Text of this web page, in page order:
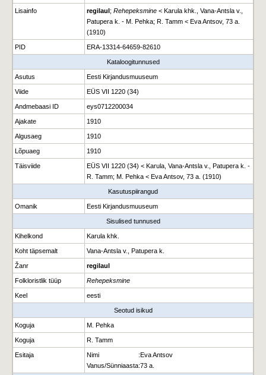
Lisainfo regilaul; Rehepeksmine < Karula khk., Vana-Antsla v.,
Patupera k. - M. Pehka; R. Tamm < Eva Antsov, 73 a.
(1910)
PID ERA-13314-64659-82610
Kataloogitunnused
Asutus Eesti Kirjandusmuuseum
Viide EÜS VII 1220 (34)
Andmebaasi ID eys0712200034
Ajakate 1910
Algusaeg 1910
Lõpuaeg 1910
Täisviide
EÜS VII 1220 (34) < Karula, Vana-Antsla v., Patupera k. -
R. Tamm; M. Pehka < Eva Antsov, 73 a. (1910)
Kasutuspiirangud
Omanik Eesti Kirjandusmuuseum
Sisulised tunnused
Kihelkond Karula khk.
Koht täpsemalt Vana-Antsla v., Patupera k.
Žanr regilaul
Folkloristlik tüüp Rehepeksmine
Keel eesti
Seotud isikud
Koguja M. Pehka
Koguja R. Tamm
Esitaja Nimi :Eva Antsov
Vanus/Sünniaasta:73 a.